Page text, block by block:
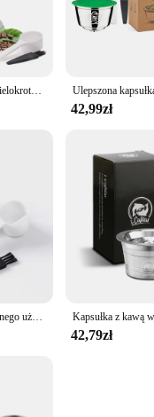
42,99zł
42,79zł